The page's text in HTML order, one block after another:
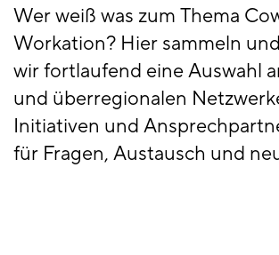
Wer weiß was zum Thema
Workation? Hier sammeln
wir fortlaufend eine Auswahl
und überregionalen
Initiativen und
für Fragen, Austausch und